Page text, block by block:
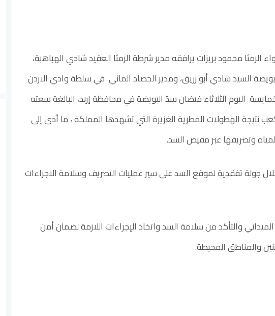
الرمثا محمود بريزات يرافقه مدير شرطة الرمثا العقيد شادي الهباهبة،
السيد شادي أبو زريق، ومدير الحصاد المائي في سلطة وادي الاردن
اليوم الثلاثاء فيضان سدّ البويضة في محافظة إربد، البالغة سعته
مكعب نتيجة الهطولات المطرية الغزيرة التي تشهدها المملكة ، ما أدى إلى
وتصريفها عبر مفيض السد.
جولة تفقدية لموقع السد على سير عمليات التصريف وسلامة الاجراءات
والتأكد من سلامة السد واتخاذ الإجراءات اللازمة لضمان أمن
والمناطق المحيطة.